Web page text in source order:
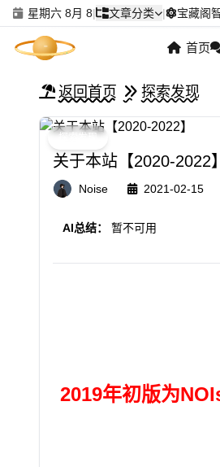
星期六 8月 8| 文章分类 | 宝藏阁
首页
返回首页 探索发现
探索发现
关于本站【2020-2022】
Noise 2021-02-15
AI总结： 暂不可用
2019年初版为